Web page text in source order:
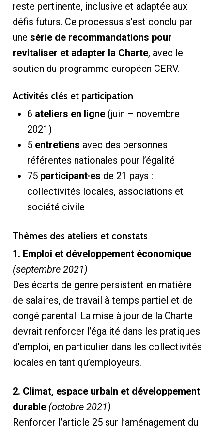
reste pertinente, inclusive et adaptée aux
défis futurs. Ce processus s’est conclu par
une série de recommandations pour
revitaliser et adapter la Charte, avec le
soutien du programme européen CERV.
Activités clés et participation
6 ateliers en ligne(juin – novembre
2021)
5 entretiens avec des personnes
référentes nationales pour l’égalité
75 participant·es de 21 pays :
collectivités locales, associations et
société civile
Thèmes des ateliers et constats
1. Emploi et développement économique
(septembre 2021)
Des écarts de genre persistent en matière
de salaires, de travail à temps partiel et de
congé parental. La mise à jour de la Charte
devrait renforcer l’égalité dans les pratiques
d’emploi, en particulier dans les collectivités
locales en tant qu’employeurs.
2. Climat, espace urbain et développement
durable (octobre 2021)
Renforcer l’article 25 sur l’aménagement du